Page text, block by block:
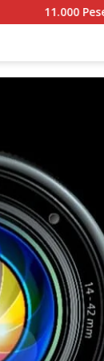
Peserta Padati